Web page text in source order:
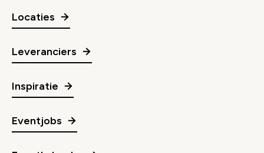
Locaties
Leveranciers
Inspiratie
Eventjobs